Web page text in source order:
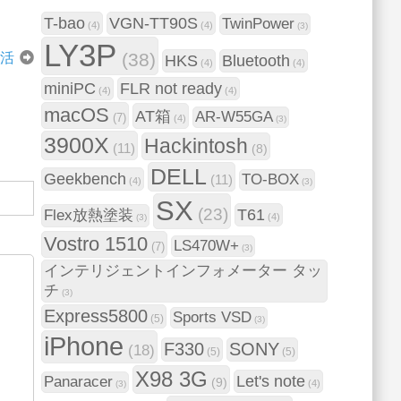
T-bao (4) VGN-TT90S (4) TwinPower (3)
LY3P (38) HKS (4) Bluetooth (4)
miniPC (4) FLR not ready (4)
macOS (7) AT箱 (4) AR-W55GA (3)
3900X (11) Hackintosh (8)
Geekbench (4) DELL (11) TO-BOX (3)
Flex放熱塗装 (3) SX (23) T61 (4)
Vostro 1510 (7) LS470W+ (3)
インテリジェントインフォメーター タッ
チ (3)
Express5800 (5) Sports VSD (3)
iPhone (18) F330 (5) SONY (5)
Panaracer (3) X98 3G (9) Let's note (4)